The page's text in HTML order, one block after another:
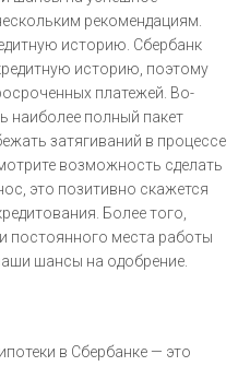
рекомендациям.
историю. Сбербанк
историю, поэтому
платежей. Во-
наиболее полный пакет
затягиваний в процессе
возможность сделать
это позитивно скажется
Более того,
постоянного места работы
шансы на одобрение.
в Сбербанке — это